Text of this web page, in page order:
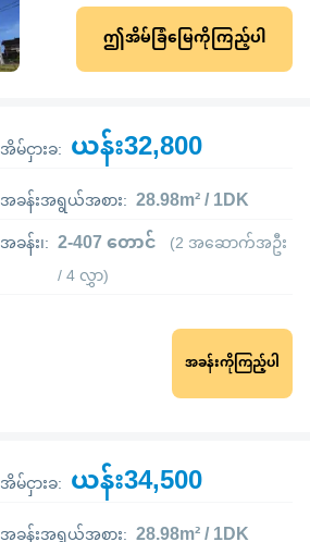
ဤအိမ်ခြံမြေကိုကြည့်ပါ
အိမ်ငှားခ: ယန်း32,800
အခန်းအရွယ်အစား: 28.98m² / 1DK
အခန်း၊: 2-407 တောင် (2 အဆောက်အဦး
/ 4 လွှာ)
အခန်းကိုကြည့်ပါ
အိမ်ငှားခ: ယန်း34,500